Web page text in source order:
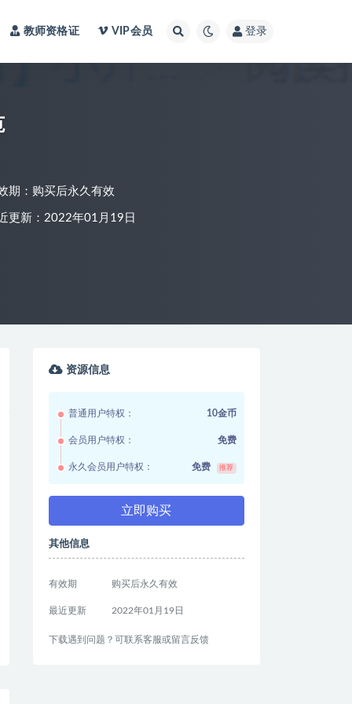
教师资格证 VIP会员 登录
期：购买后永久有效
更新：2022年01月19日
资源信息
普通用户特权： 10金币
会员用户特权： 免费
永久会员用户特权： 免费 推荐
立即购买
其他信息
有效期 购买后永久有效
最近更新 2022年01月19日
下载遇到问题？可联系客服或留言反馈